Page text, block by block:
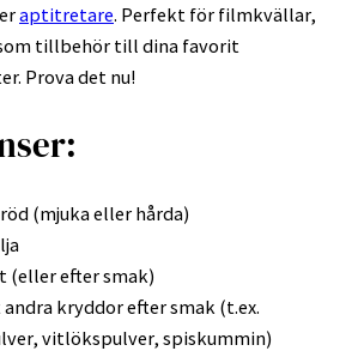
aptitretare. Perfekt för filmkvällar,
tillbehör till dina favorit
Prova det nu!
(mjuka eller hårda)
(eller efter smak)
kryddor efter smak (t.ex.
vitlökspulver, spiskummin)